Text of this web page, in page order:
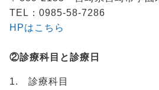
TEL：0985-58-7286
HPはこちら
②診療科目と診療日
1. 診療科目